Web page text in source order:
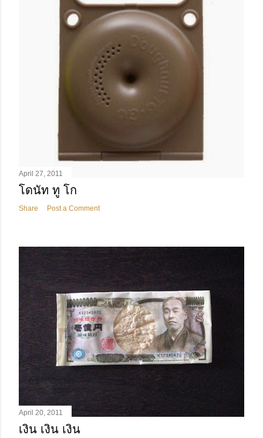
April 27, 2011
โดนัท ทู โก
Share Post a Comment
April 20, 2011
เงิน เงิน เงิน